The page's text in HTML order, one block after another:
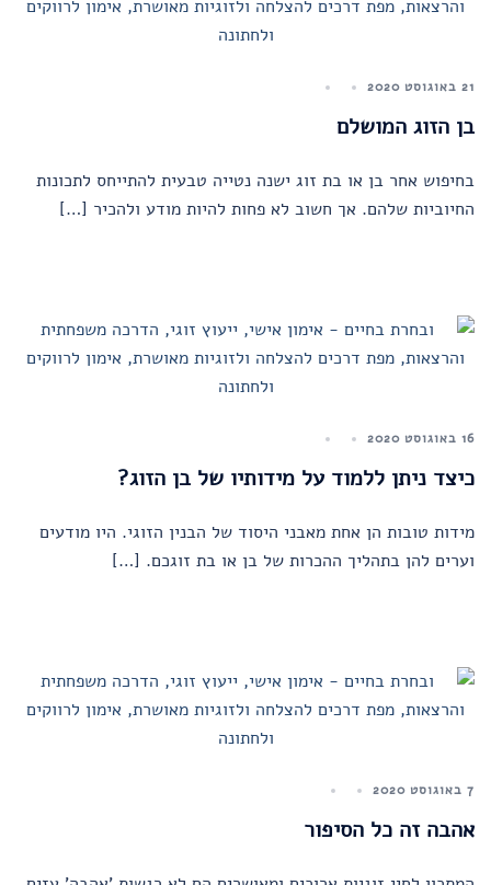
21 באוגוסט 2020
בן הזוג המושלם
בחיפוש אחר בן או בת זוג ישנה נטייה טבעית להתייחס לתכונות
החיוביות שלהם. אך חשוב לא פחות להיות מודע ולהכיר […]
16 באוגוסט 2020
כיצד ניתן ללמוד על מידותיו של בן הזוג?
מידות טובות הן אחת מאבני היסוד של הבנין הזוגי. היו מודעים
וערים להן בתהליך ההכרות של בן או בת זוגכם. […]
7 באוגוסט 2020
אהבה זה כל הסיפור